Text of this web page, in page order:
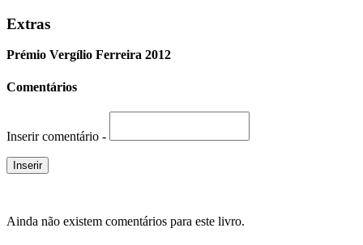
Extras
Prémio Vergílio Ferreira 2012
Comentários
Inserir comentário -
Ainda não existem comentários para este livro.